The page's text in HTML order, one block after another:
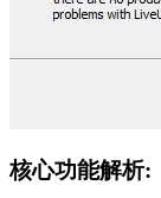
核心功能解析: